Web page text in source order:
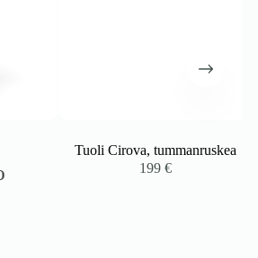
Tuoli Cirova, tummanruskea
199€